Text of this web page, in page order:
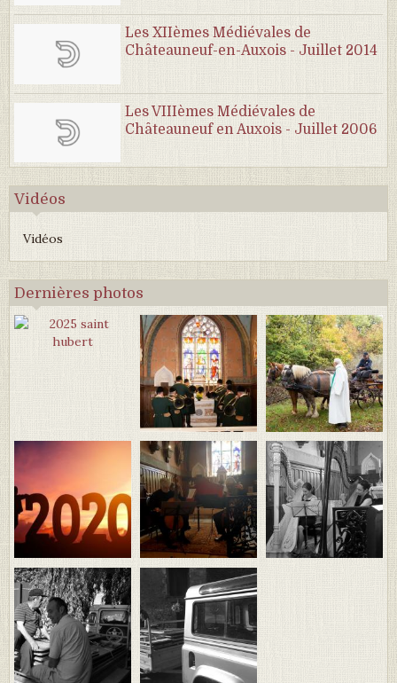
Les XIIèmes Médiévales de
Châteauneuf-en-Auxois - Juillet 2014
Les VIIIèmes Médiévales de
Châteauneuf en Auxois - Juillet 2006
Vidéos
Vidéos
Dernières photos